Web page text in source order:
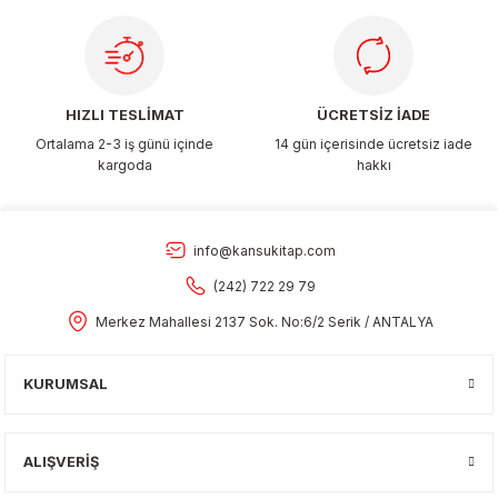
HIZLI TESLİMAT
Ortalama 2-3 iş günü içinde
kargoda
ÜCRETSİZ İADE
14 gün içerisinde ücretsiz iade
hakkı
info@kansukitap.com
(242) 722 29 79
Merkez Mahallesi 2137 Sok. No:6/2 Serik / ANTALYA
KURUMSAL
ALIŞVERİŞ